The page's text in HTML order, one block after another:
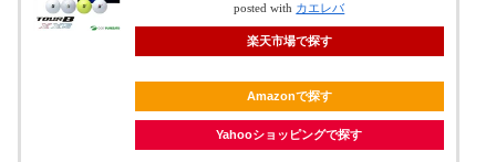
posted with カエレバ
楽天市場で探す
Amazonで探す
Yahooショッピングで探す